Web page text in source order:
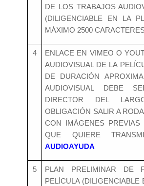
DE LOS TRABAJOS
(DILIGENCIABLE EN LA
MÁXIMO 2500
4
ENLACE EN VIMEO O
AUDIOVISUAL DE LA
DE DURACIÓN
AUDIOVISUAL DEBE
DIRECTOR DEL
OBLIGACIÓN SALIR A
CON IMÁGENES
QUE QUIERE
AUDIOAYUDA
5
PLAN PRELIMINAR DE
PELÍCULA (DILIGENCIABLE